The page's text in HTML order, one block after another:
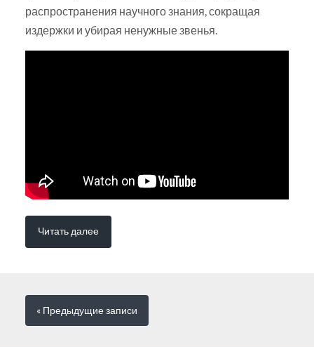
распространения научного знания, сокращая
издержки и убирая ненужные звенья.
Читать далее
« Предыдущиезаписи